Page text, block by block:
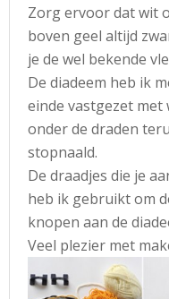
Zorg ervoor dat wit
boven geel altijd
je de wel bekende
De diadeem heb ik
einde vastgezet met
onder de draden
stopnaald.
De draadjes die je
heb ik gebruikt om
knopen aan de
Veel plezier met